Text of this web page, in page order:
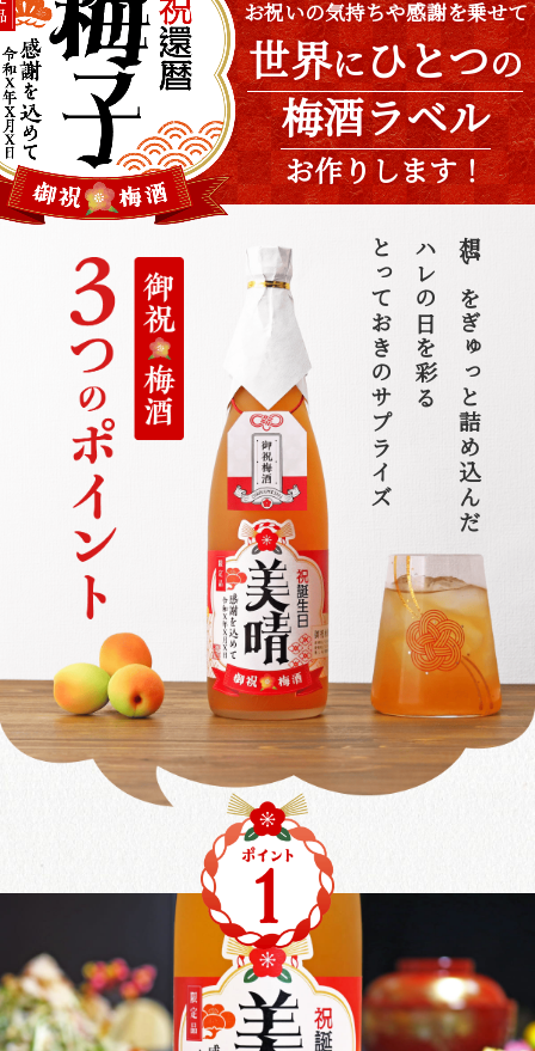
お祝いの気持ちや感謝を乗せて
世界にひとつの
梅酒ラベル
お作りします！
想いをぎゅっと詰め込んだ
ハレの日を彩る
とっておきのサプライズ